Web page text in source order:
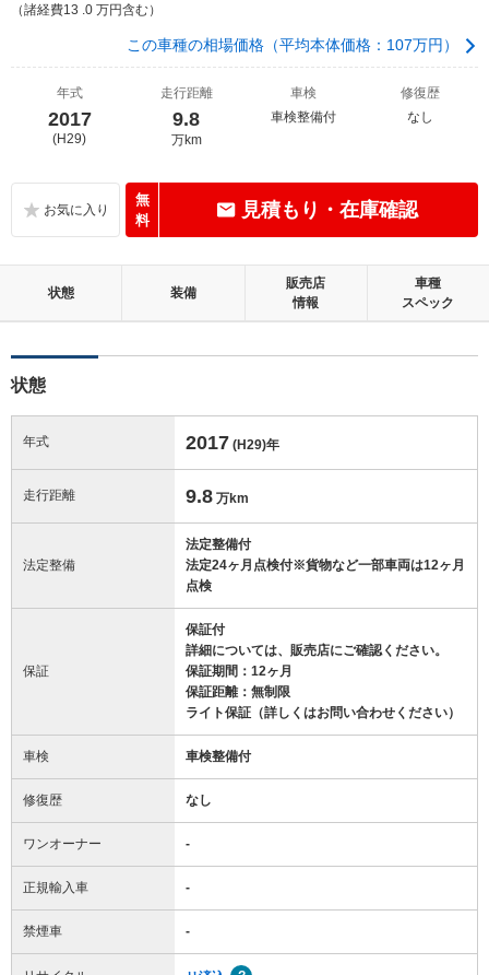
（諸経費13 .0 万円含む）
この車種の相場価格（平均本体価格：107万円）
年式
2017
(H29)
走行距離
9.8
万km
車検
車検整備付
修復歴
なし
無
料
見積もり・在庫確認
状態 装備
販売店
情報
車種
スペック
状態
年式 2017 (H29)年
走行距離 9.8 万km
法定整備
法定整備付
法定24ヶ月点検付※貨物など一部車両は12ヶ月
点検
保証
保証付
詳細については、販売店にご確認ください。
保証期間：12ヶ月
保証距離：無制限
ライト保証（詳しくはお問い合わせください）
車検 車検整備付
修復歴 なし
ワンオーナー -
正規輸入車 -
禁煙車 -